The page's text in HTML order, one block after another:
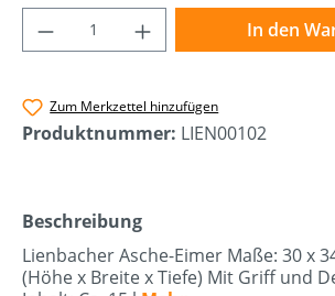
Produkt Anzahl: Gib den
In den
Zum Merkzettel hinzufügen
Produktnummer: LIEN00102
Beschreibung
Lienbacher Asche-Eimer Maße: 30 x
(Höhe x Breite x Tiefe) Mit Griff und